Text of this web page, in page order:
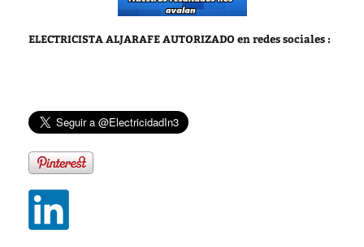
ELECTRICISTA ALJARAFE AUTORIZADO en redes sociales :